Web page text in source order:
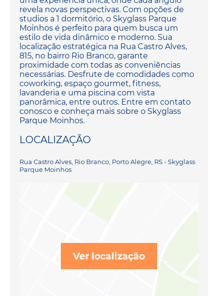
revela novas perspectivas. Com opções de
studios a 1 dormitório, o Skyglass Parque
Moinhos é perfeito para quem busca um
estilo de vida dinâmico e moderno. Sua
localização estratégica na Rua Castro Alves,
815, no bairro Rio Branco, garante
proximidade com todas as conveniências
necessárias. Desfrute de comodidades como
coworking, espaço gourmet, fitness,
lavanderia e uma piscina com vista
panorâmica, entre outros. Entre em contato
conosco e conheça mais sobre o Skyglass
Parque Moinhos.
LOCALIZAÇÃO
Rua Castro Alves, Rio Branco, Porto Alegre, RS - Skyglass
Parque Moinhos
Ver localização